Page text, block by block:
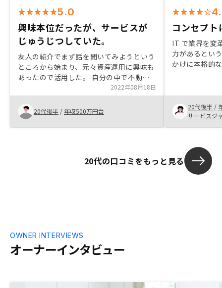
5.0
興味本位だったが、サービスが
じゅうじつしていた。
友人の紹介でまず話を聞いてみようという
ところから始まり、元々資産運用に興味も
あったので活用した。 自分の中で不動産
投資ってというところもあったものの担当
者の方に不安も解消いただけて充実したサ
ービスと提案を受けて、契約をした。
2022年08月18日
20代後半 / 年収500万円台
コンセプト
IT で業界を変
力があるとい
かけに本格的
できました。
20代後半 /
サービスジ
20代の口コミをもっと見る
オーナーインタビュー
OWNER INTERVIEWS